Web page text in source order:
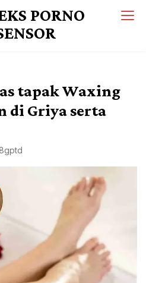
PORNO
tapak Waxing
di Griya serta
8gptd